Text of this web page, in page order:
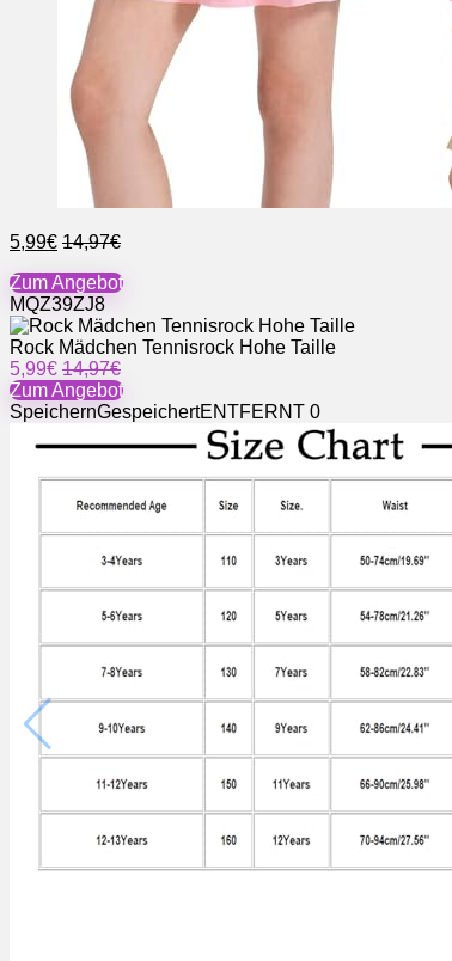
5,99€ 14,97€
Zum Angebot
MQZ39ZJ8
Rock Mädchen Tennisrock Hohe Taille
5,99€ 14,97€
Zum Angebot
SpeichernGespeichertENTFERNT 0